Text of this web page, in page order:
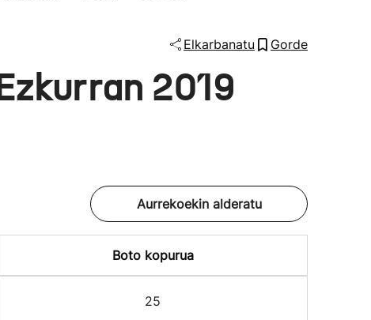
Azken berriak
Elkarbanatu Gorde
2019
Aurrekoekin alderatu
Boto kopurua
25